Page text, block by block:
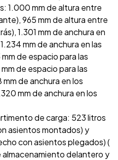
1.000 mm de altura entre
965 mm de altura entre
1.301 mm de anchura en
mm de anchura en las
de espacio para las
de espacio para las
de anchura en los
mm de anchura en los
de carga: 523 litros
asientos montados) y
con asientos plegados) (
almacenamiento delantero y